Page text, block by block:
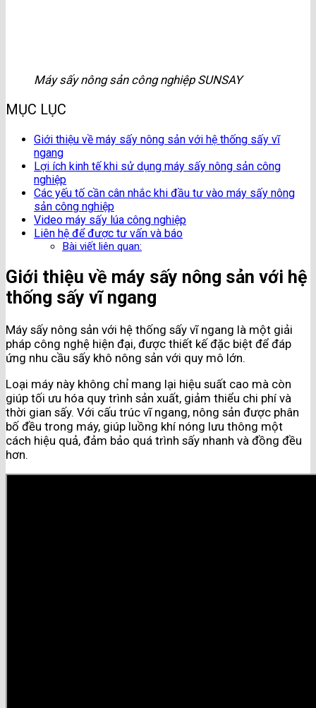
Máy sấy nông sản công nghiệp SUNSAY
MỤC LỤC
Giới thiệu về máy sấy nông sản với hệ thống sấy vĩ
ngang
Lợi ích kinh tế khi sử dụng máy sấy nông sản công
nghiệp
Các yếu tố cần cân nhắc khi đầu tư vào máy sấy nông
sản công nghiệp
Video máy sấy lúa công nghiệp
Liên hệ để được tư vấn và báo
Bài viết liên quan:
Giới thiệu về máy sấy nông sản với hệ
thống sấy vĩ ngang
Máy sấy nông sản với hệ thống sấy vĩ ngang là một giải
pháp công nghệ hiện đại, được thiết kế đặc biệt để đáp
ứng nhu cầu sấy khô nông sản với quy mô lớn.
Loại máy này không chỉ mang lại hiệu suất cao mà còn
giúp tối ưu hóa quy trình sản xuất, giảm thiểu chi phí và
thời gian sấy. Với cấu trúc vĩ ngang, nông sản được phân
bố đều trong máy, giúp luồng khí nóng lưu thông một
cách hiệu quả, đảm bảo quá trình sấy nhanh và đồng đều
hơn.